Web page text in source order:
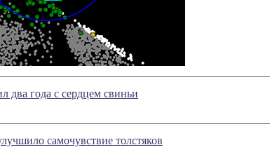
два года с сердцем свиньи
самочувствие толстяков